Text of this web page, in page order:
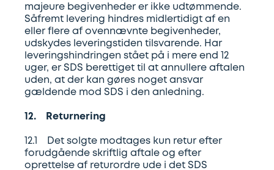
majeure begivenheder er ikke udtømmende.
Såfremt levering hindres midlertidigt af en
eller flere af ovennævnte begivenheder,
udskydes leveringstiden tilsvarende. Har
leveringshindringen stået på i mere end 12
uger, er SDS berettiget til at annullere aftalen
uden, at der kan gøres noget ansvar
gældende mod SDS i den anledning.
12. Returnering
12.1 Det solgte modtages kun retur efter
forudgående skriftlig aftale og efter
oprettelse af returordre ude i det SDS